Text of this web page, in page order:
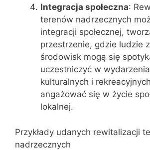
Integracja społeczna:
terenów nadrzecznych
integracji społecznej,
przestrzenie, gdzie ludzie
środowisk mogą się
uczestniczyć w
kulturalnych i
angażować się w życie
lokalnej.
Przykłady udanych rewitalizacji
nadrzecznych